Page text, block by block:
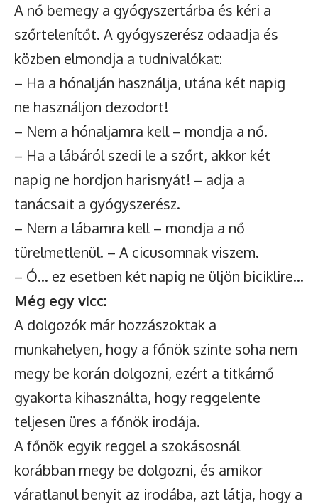
A nő bemegy a gyógyszertárba és kéri a
szőrtelenítőt. A gyógyszerész odaadja és
közben elmondja a tudnivalókat:
– Ha a hónalján használja, utána két napig
ne használjon dezodort!
– Nem a hónaljamra kell – mondja a nő.
– Ha a lábáról szedi le a szőrt, akkor két
napig ne hordjon harisnyát! – adja a
tanácsait a gyógyszerész.
– Nem a lábamra kell – mondja a nő
türelmetlenül. – A cicusomnak viszem.
– Ó… ez esetben két napig ne üljön biciklire…
Még egy vicc:
A dolgozók már hozzászoktak a
munkahelyen, hogy a főnök szinte soha nem
megy be korán dolgozni, ezért a titkárnő
gyakorta kihasználta, hogy reggelente
teljesen üres a főnök irodája.
A főnök egyik reggel a szokásosnál
korábban megy be dolgozni, és amikor
váratlanul benyit az irodába, azt látja, hogy a